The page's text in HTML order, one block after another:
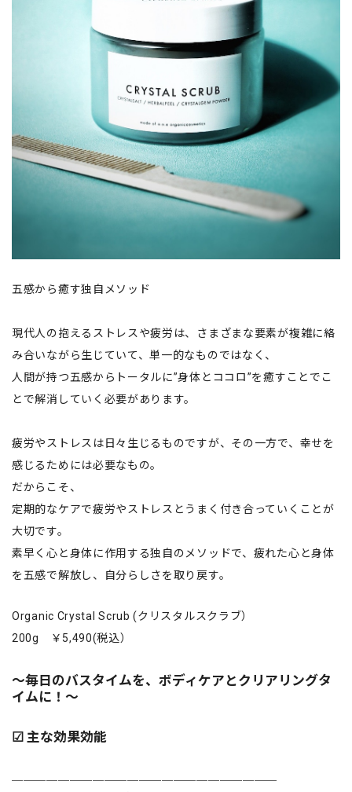
五感から癒す独自メソッド
現代人の抱えるストレスや疲労は、さまざまな要素が複雑に絡
み合いながら生じていて、単一的なものではなく、
人間が持つ五感からトータルに”身体とココロ”を癒すことでこ
とで解消していく必要があります。
疲労やストレスは日々生じるものですが、その一方で、幸せを
感じるためには必要なもの。
だからこそ、
定期的なケアで疲労やストレスとうまく付き合っていくことが
大切です。
素早く心と身体に作用する独自のメソッドで、疲れた心と身体
を五感で解放し、自分らしさを取り戻す。
Organic Crystal Scrub (クリスタルスクラブ）
200g ￥5,490(税込）
～毎日のバスタイムを、ボディケアとクリアリングタ
イムに！～
☑ 主な効果効能